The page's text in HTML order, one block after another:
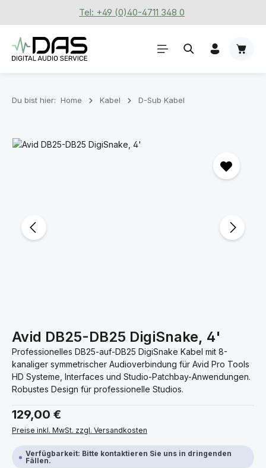
Zum Hauptinhalt springenTel: +49 (0)40-4711 348 0
Du bist hier: Home Kabel D-Sub Kabel
Bildergalerie überspringen
Avid DB25-DB25 DigiSnake, 4'
Professionelles DB25-auf-DB25 DigiSnake Kabel mit 8-
kanaliger symmetrischer Audioverbindung für Avid Pro Tools
HD Systeme, Interfaces und Studio-Patchbay-Anwendungen.
Robustes Design für professionelle Studios.
Regulärer Preis:
129,00 €
Preise inkl. MwSt. zzgl. Versandkosten
Verfügbarkeit: Bitte kontaktieren Sie uns in dringenden
Fällen.